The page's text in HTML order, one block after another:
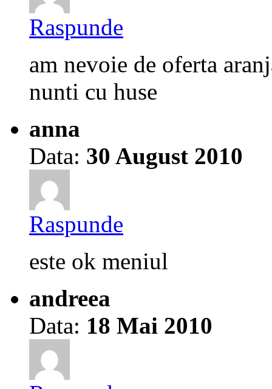
Raspunde
am nevoie de oferta
nunti cu huse
anna
Data: 30 August 2010
Raspunde
este ok meniul
andreea
Data: 18 Mai 2010